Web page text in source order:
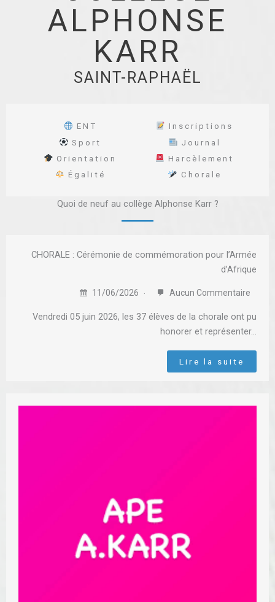
ALPHONSE
KARR
SAINT-RAPHAËL
ENT
Inscriptions
Sport
Journal
Orientation
Harcèlement
Égalité
Chorale
Quoi de neuf au collège Alphonse Karr ?
CHORALE : Cérémonie de commémoration pour l’Armée
d’Afrique
11/06/2026 Aucun Commentaire
Vendredi 05 juin 2026, les 37 élèves de la chorale ont pu
honorer et représenter…
Lire la suite